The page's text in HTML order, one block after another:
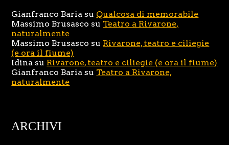
Gianfranco Baria su Qualcosa di memorabile
Massimo Brusasco su Teatro a Rivarone,
naturalmente
Massimo Brusasco su Rivarone, teatro e ciliegie
(e ora il fiume)
Idina su Rivarone, teatro e ciliegie (e ora il fiume)
Gianfranco Baria su Teatro a Rivarone,
naturalmente
ARCHIVI